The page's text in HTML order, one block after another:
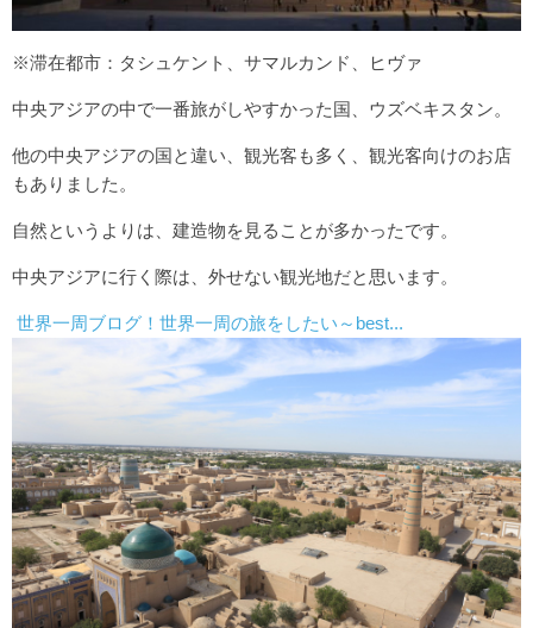
※滞在都市：タシュケント、サマルカンド、ヒヴァ
中央アジアの中で一番旅がしやすかった国、ウズベキスタン。
他の中央アジアの国と違い、観光客も多く、観光客向けのお店
もありました。
自然というよりは、建造物を見ることが多かったです。
中央アジアに行く際は、外せない観光地だと思います。
世界一周ブログ！世界一周の旅をしたい～best...